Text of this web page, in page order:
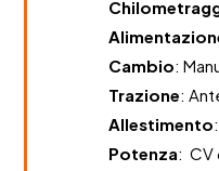
Cambio:
Trazione:
Allestimento
Potenza: CV